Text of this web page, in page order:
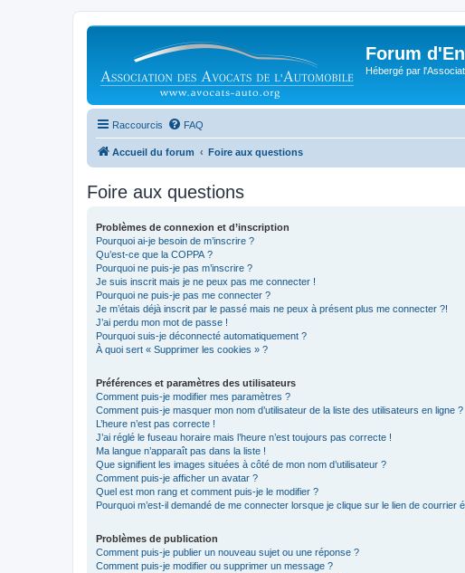
Forum
Hébergé par
Raccourcis FAQ
Accueil du forum Foire aux questions
Foire aux questions
Problèmes de connexion et d’inscription
Pourquoi ai-je besoin de m’inscrire ?
Qu’est-ce que la COPPA ?
Pourquoi ne puis-je pas m’inscrire ?
Je suis inscrit mais je ne peux pas me connecter !
Pourquoi ne puis-je pas me connecter ?
Je m’étais déjà inscrit par le passé mais ne peux à présent plus me connecter ?!
J’ai perdu mon mot de passe !
Pourquoi suis-je déconnecté automatiquement ?
À quoi sert « Supprimer les cookies » ?
Préférences et paramètres des utilisateurs
Comment puis-je modifier mes paramètres ?
Comment puis-je masquer mon nom d’utilisateur de la liste des utilisateurs en ligne ?
L’heure n’est pas correcte !
J’ai réglé le fuseau horaire mais l’heure n’est toujours pas correcte !
Ma langue n’apparaît pas dans la liste !
Que signifient les images situées à côté de mon nom d’utilisateur ?
Comment puis-je afficher un avatar ?
Quel est mon rang et comment puis-je le modifier ?
Pourquoi m’est-il demandé de me connecter lorsque je clique sur le lien de courrier
Problèmes de publication
Comment puis-je publier un nouveau sujet ou une réponse ?
Comment puis-je modifier ou supprimer un message ?